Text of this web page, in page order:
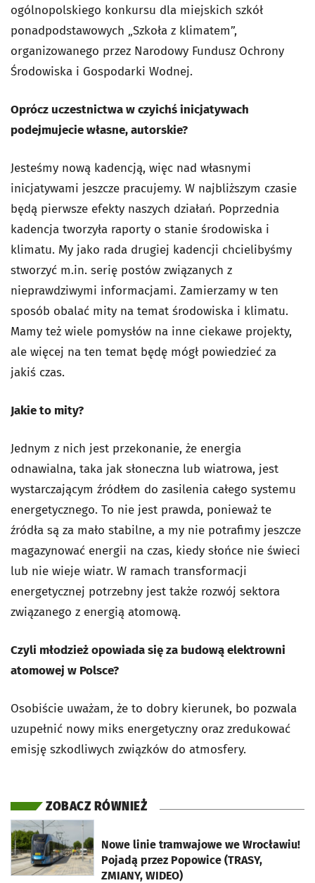
ogólnopolskiego konkursu dla miejskich szkół
ponadpodstawowych „Szkoła z klimatem”,
organizowanego przez Narodowy Fundusz Ochrony
Środowiska i Gospodarki Wodnej.
Oprócz uczestnictwa w czyichś inicjatywach
podejmujecie własne, autorskie?
Jesteśmy nową kadencją, więc nad własnymi
inicjatywami jeszcze pracujemy. W najbliższym czasie
będą pierwsze efekty naszych działań. Poprzednia
kadencja tworzyła raporty o stanie środowiska i
klimatu. My jako rada drugiej kadencji chcielibyśmy
stworzyć m.in. serię postów związanych z
nieprawdziwymi informacjami. Zamierzamy w ten
sposób obalać mity na temat środowiska i klimatu.
Mamy też wiele pomysłów na inne ciekawe projekty,
ale więcej na ten temat będę mógł powiedzieć za
jakiś czas.
Jakie to mity?
Jednym z nich jest przekonanie, że energia
odnawialna, taka jak słoneczna lub wiatrowa, jest
wystarczającym źródłem do zasilenia całego systemu
energetycznego. To nie jest prawda, ponieważ te
źródła są za mało stabilne, a my nie potrafimy jeszcze
magazynować energii na czas, kiedy słońce nie świeci
lub nie wieje wiatr. W ramach transformacji
energetycznej potrzebny jest także rozwój sektora
związanego z energią atomową.
Czyli młodzież opowiada się za budową elektrowni
atomowej w Polsce?
Osobiście uważam, że to dobry kierunek, bo pozwala
uzupełnić nowy miks energetyczny oraz zredukować
emisję szkodliwych związków do atmosfery.
ZOBACZ RÓWNIEŻ
Nowe linie tramwajowe we Wrocławiu!
Pojadą przez Popowice (TRASY,
ZMIANY, WIDEO)
otworzy się w nowej karcie